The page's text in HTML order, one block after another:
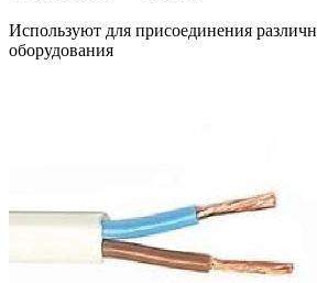
Используют для присоединения
оборудования